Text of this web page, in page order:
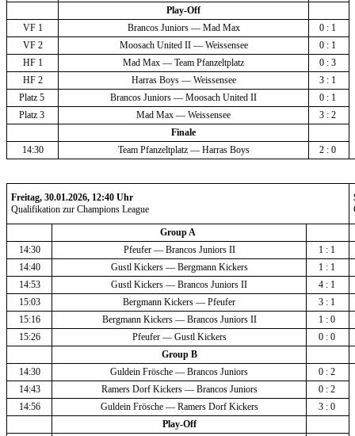
Play-Off
VF 1
Brancos Juniors — Mad Max
0 : 1
VF 2
Moosach United II — Weissensee
0 : 1
HF 1
Mad Max — Team Pfanzeltplatz
0 : 3
HF 2
Harras Boys — Weissensee
3 : 1
Platz 5
Brancos Juniors — Moosach United II
0 : 1
Platz 3
Mad Max — Weissensee
3 : 2
Finale
14:30
Team Pfanzeltplatz — Harras Boys 2 : 0
Freitag, 30.01.2026, 12:40 Uhr
Qualifikation zur Champions League
Group A
14:30
Pfeufer — Brancos Juniors II
1 : 1
14:40
Gustl Kickers — Bergmann Kickers
1 : 1
14:53
Gustl Kickers — Brancos Juniors II
4 : 1
15:03
Bergmann Kickers — Pfeufer
3 : 1
15:16
Bergmann Kickers — Brancos Juniors II
1 : 0
15:26
Pfeufer — Gustl Kickers
0 : 0
Group B
14:30
Guldein Frösche — Brancos Juniors
0 : 2
14:43
Ramers Dorf Kickers — Brancos Juniors
0 : 2
14:56
Guldein Frösche — Ramers Dorf Kickers
3 : 0
Play-Off